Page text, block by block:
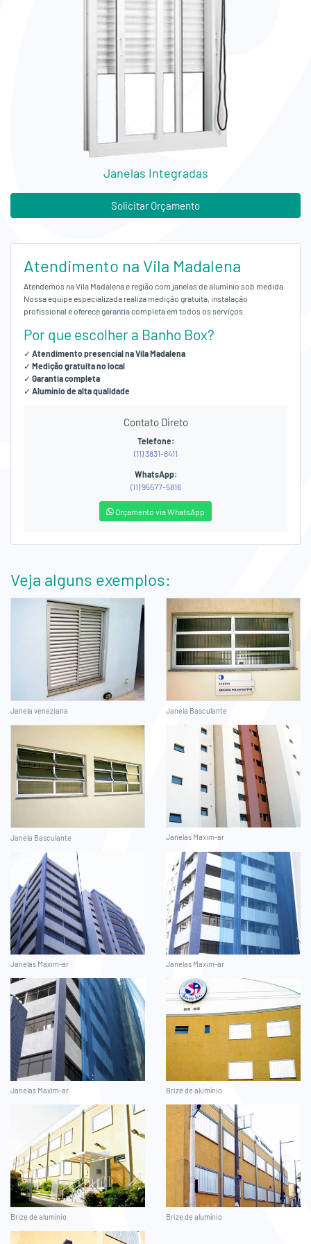
Janelas Integradas
Solicitar Orçamento
Atendimento na Vila Madalena
Atendemos na Vila Madalena e região com janelas de alumínio sob medida.
Nossa equipe especializada realiza medição gratuita, instalação
profissional e oferece garantia completa em todos os serviços.
Por que escolher a Banho Box?
✓ Atendimento presencial na Vila Madalena
✓ Medição gratuita no local
✓ Garantia completa
✓ Alumínio de alta qualidade
Contato Direto
Telefone:
(11) 3831-8411
WhatsApp:
(11) 95577-5816
Orçamento via WhatsApp
Veja alguns exemplos:
Janela veneziana Janela Basculante
Janela Basculante Janelas Maxim-ar
Janelas Maxim-ar Janelas Maxim-ar
Janelas Maxim-ar Brize de alumínio
Brize de alumínio Brize de alumínio